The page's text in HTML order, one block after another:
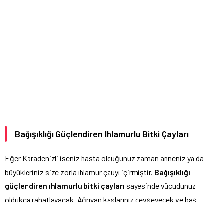
Bağışıklığı Güçlendiren Ihlamurlu Bitki Çayları
Eğer Karadenizli iseniz hasta olduğunuz zaman anneniz ya da
büyükleriniz size zorla ıhlamur çauyı içirmiştir. Bağışıklığı
güçlendiren ıhlamurlu bitki çayları sayesinde vücudunuz
oldukça rahatlayacak. Ağrıyan kaslarınız gevşeyecek ve baş